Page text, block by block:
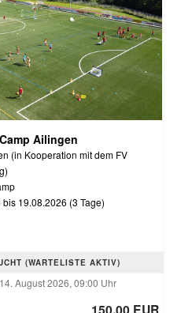
Ailingen
(in Kooperation mit dem FV
19.08.2026 (3 Tage)
(WARTELISTE AKTIV)
August 2026, 09:00 Uhr
150,00 EUR